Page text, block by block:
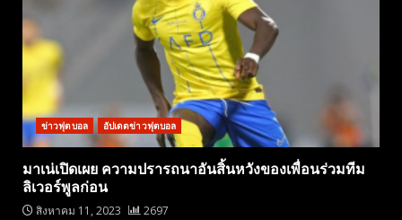
ข่าวฟุตบอล อัปเดตข่าวฟุตบอล
มาเน่เปิดเผย ความปรารถนาอันสิ้นหวังของเพื่อนร่วมทีม
ลิเวอร์พูลก่อน
สิงหาคม 11, 2023 2697